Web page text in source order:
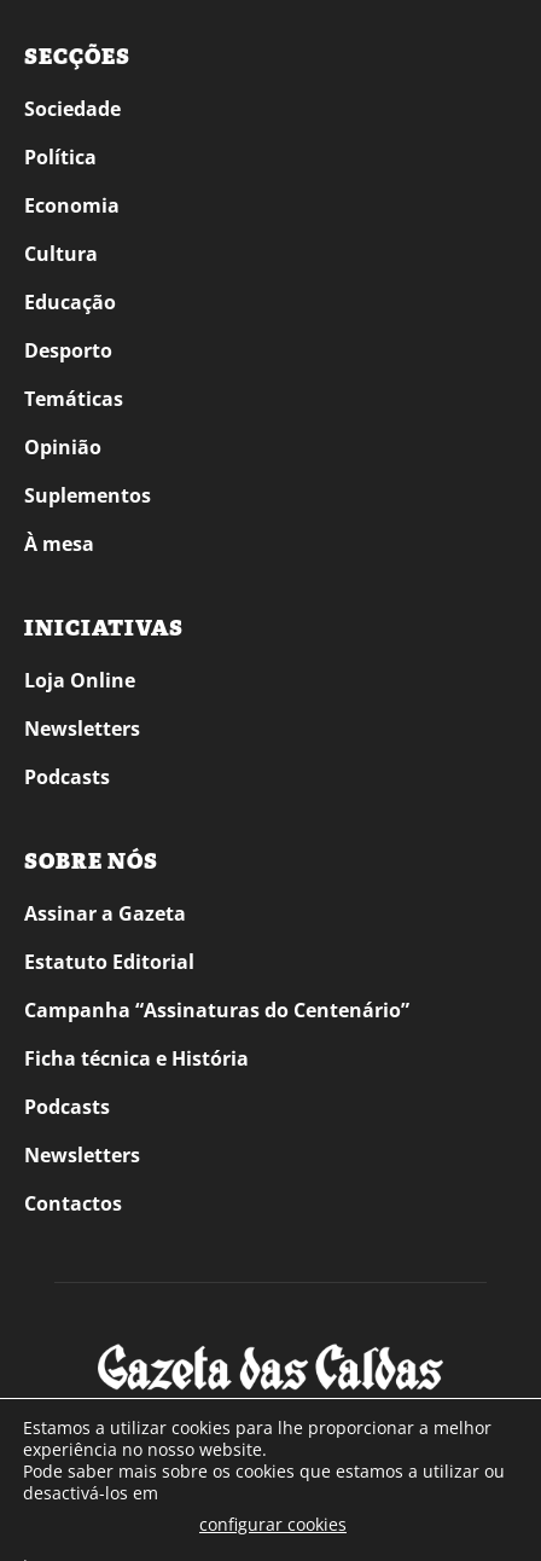
SECÇÕES
Sociedade
Política
Economia
Cultura
Educação
Desporto
Temáticas
Opinião
Suplementos
À mesa
INICIATIVAS
Loja Online
Newsletters
Podcasts
SOBRE NÓS
Assinar a Gazeta
Estatuto Editorial
Campanha “Assinaturas do Centenário”
Ficha técnica e História
Podcasts
Newsletters
Contactos
SOBRE NÓS
Com sede nas Caldas da Rainha e mais de 90 anos de
Estamos a utilizar cookies para lhe proporcionar a melhor
experiência no nosso website.
Pode saber mais sobre os cookies que estamos a utilizar ou
desactivá-los em
configurar cookies
.